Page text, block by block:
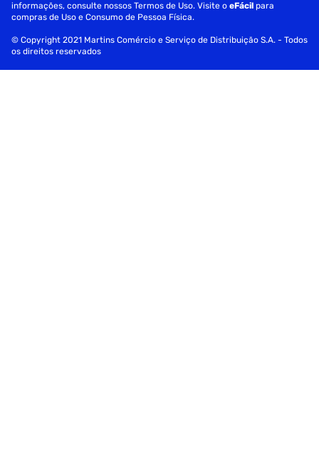
informações, consulte nossos Termos de Uso. Visite oeFácil para
compras de Uso e Consumo de Pessoa Física.
© Copyright 2021 Martins Comércio e Serviço de Distribuição S.A. - Todos
os direitos reservados